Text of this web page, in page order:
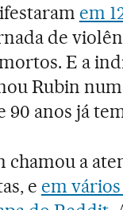
em
de
E a
Rubin
anos já
chamou a
e em